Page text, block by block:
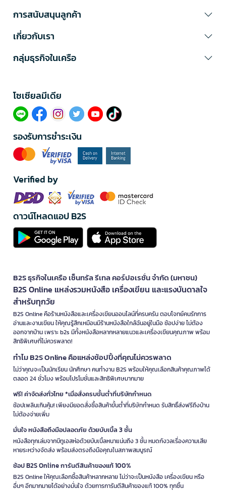
การสนับสนุนลูกค้า
เกี่ยวกับเรา
กลุ่มธุรกิจในเครือ
โซเซียลมีเดีย​
รองรับการชำระเงิน
Verified by
ดาวน์โหลดแอป B2S
B2S ธุรกิจในเครือ เซ็นทรัล รีเทล คอร์ปอเรชั่น จำกัด (มหาชน)
B2S Online แหล่งรวมหนังสือ เครื่องเขียน และแรงบันดาลใจ
สำหรับทุกวัย
B2S Online คือร้านหนังสือและเครื่องเขียนออนไลน์ที่ครบครัน ตอบโจทย์คนรักการ
อ่านและงานเขียน ให้คุณรู้สึกเหมือนมีร้านหนังสือใกล้ฉันอยู่ในมือ ช้อปง่าย ไม่ต้อง
ออกจากบ้าน เพราะ b2s มีทั้งหนังสือหลากหลายแนวและเครื่องเขียนคุณภาพ พร้อม
สิทธิพิเศษที่ไม่ควรพลาด!
ทำไม B2S Online คือแหล่งช้อปปิ้งที่คุณไม่ควรพลาด
ไม่ว่าคุณจะเป็นนักเรียน นักศึกษา คนทำงาน B2S พร้อมให้คุณเลือกสินค้าคุณภาพได้
ตลอด 24 ชั่วโมง พร้อมโปรโมชั่นและสิทธิพิเศษมากมาย
ฟรี! ค่าจัดส่งทั่วไทย *เมื่อสั่งครบขั้นต่ำที่บริษัทกำหนด
ช้อปเพลินเกินคุ้ม! เพียงมียอดสั่งซื้อสินค้าขั้นต่ำที่บริษัทกำหนด รับสิทธิ์ส่งฟรีถึงบ้าน
ไม่ต้องจ่ายเพิ่ม
มั่นใจ หนังสือถึงมือปลอดภัย ด้วยบับเบิ้ล 3 ชั้น
หนังสือทุกเล่มจากบีทูเอสห่อด้วยบับเบิ้ลหนาแน่นถึง 3 ชั้น หมดกังวลเรื่องความเสีย
หายระหว่างจัดส่ง พร้อมส่งตรงถึงมือคุณในสภาพสมบูรณ์
ช้อป B2S Online การันตีสินค้าของแท้ 100%
B2S Online ให้คุณเลือกซื้อสินค้าหลากหลาย ไม่ว่าจะเป็นหนังสือ เครื่องเขียน หรือ
อื่นๆ อีกมากมายได้อย่างมั่นใจ ด้วยการการันตีสินค้าของแท้ 100% ทุกชิ้น